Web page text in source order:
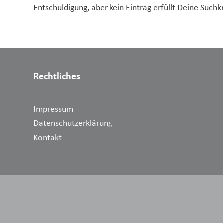
Entschuldigung, aber kein Eintrag erfüllt Deine
Rechtliches
Impressum
Datenschutzerklärung
Kontakt